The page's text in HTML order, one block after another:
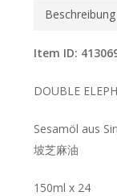
Beschreibung
Item ID:
DOUBLE
Sesamöl aus
坡芝麻油
150ml x 24